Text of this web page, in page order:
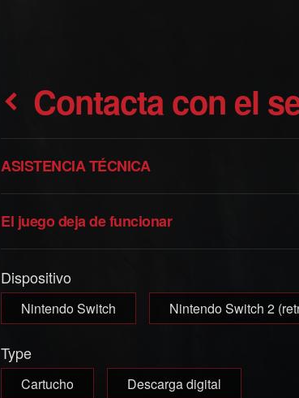
Contacta con el
ASISTENCIA TÉCNICA
El juego deja de funcionar
Dispositivo
Nintendo Switch Nintendo Switch 2
Type
Cartucho Descarga digital